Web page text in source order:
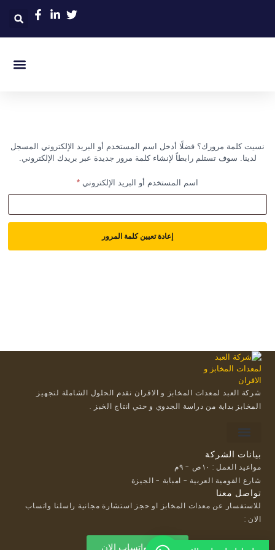
نسيت كلمة مرورك؟ فضلًا أدخل اسم المستخدم أو البريد الإلكتروني المسجل
لدينا. سوف تستلم رابطاً لإنشاء كلمة مرور جديدة عبر بريدك الإلكتروني.
اسم المستخدم أو البريد الإلكتروني *
إعادة تعيين كلمة المرور
شركة العبد لمعدات المخابز و الافران نقدم الحلول الشاملة لتجهيز
المخابز بداية من دراسة الجدوي و حتي انتاج الخبز .
بيانات الشركة
مواعيد العمل : ١٠ص - ٩م
شارع القومية العربية - امبابة - الجيزة
تواصل معنا
للاستفسار عن معدات المخابز او حجز استشارة مجانية راسلنا واتساب
الان :
راسلنا واتساب الان